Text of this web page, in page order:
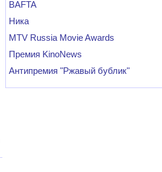
BAFTA
Ника
MTV Russia Movie Awards
Премия KinoNews
Антипремия "Ржавый бублик"